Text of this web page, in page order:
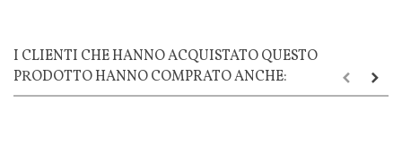
I CLIENTI CHE HANNO ACQUISTATO QUESTO
PRODOTTO HANNO COMPRATO ANCHE: